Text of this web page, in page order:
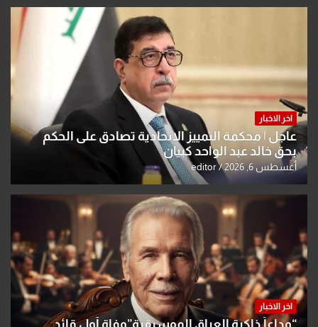
اخر الاخبار
عاجل | محكمة التمييز الاتحادية تصادق على الحكم
بحق خالد عبد الواحد كبيان
أغسطس 6, 2026 editor
اخر الاخبار